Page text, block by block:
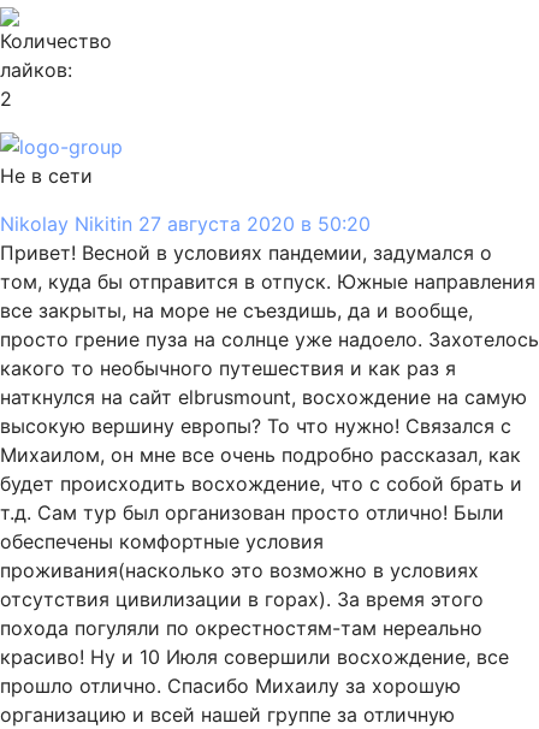
2
Не в сети
Nikolay Nikitin 27 августа 2020 в 50:20
Привет! Весной в условиях пандемии, задумался о
том, куда бы отправится в отпуск. Южные направления
все закрыты, на море не съездишь, да и вообще,
просто грение пуза на солнце уже надоело. Захотелось
какого то необычного путешествия и как раз я
наткнулся на сайт elbrusmount, восхождение на самую
высокую вершину европы? То что нужно! Связался с
Михаилом, он мне все очень подробно рассказал, как
будет происходить восхождение, что с собой брать и
т.д. Сам тур был организован просто отлично! Были
обеспечены комфортные условия
проживания(насколько это возможно в условиях
отсутствия цивилизации в горах). За время этого
похода погуляли по окрестностям-там нереально
красиво! Ну и 10 Июля совершили восхождение, все
прошло отлично. Спасибо Михаилу за хорошую
организацию и всей нашей группе за отличную